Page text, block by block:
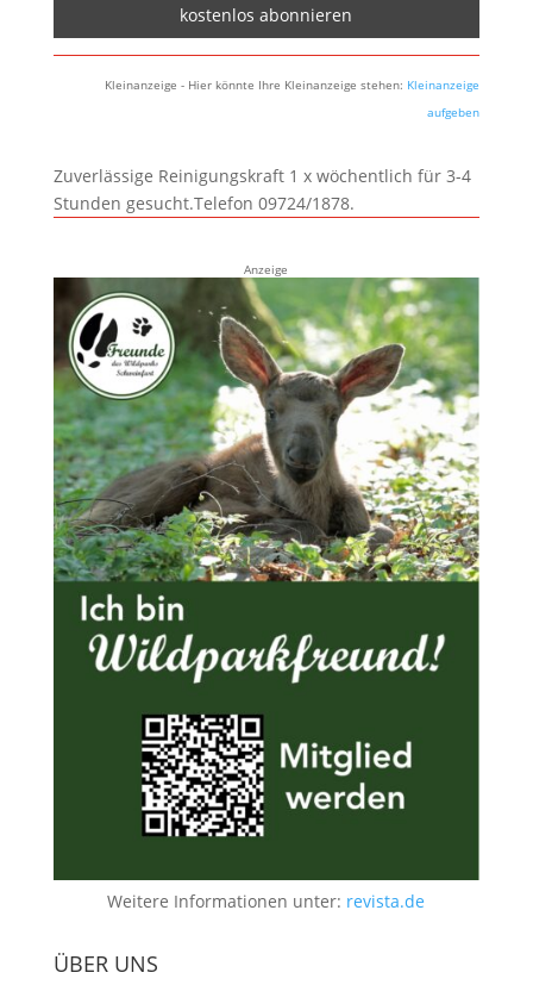
Kleinanzeige - Hier könnte Ihre Kleinanzeige stehen: Kleinanzeige
aufgeben
Zuverlässige Reinigungskraft 1 x wöchentlich für 3-4
Stunden gesucht.Telefon 09724/1878.
Anzeige
Weitere Informationen unter: revista.de
ÜBER UNS